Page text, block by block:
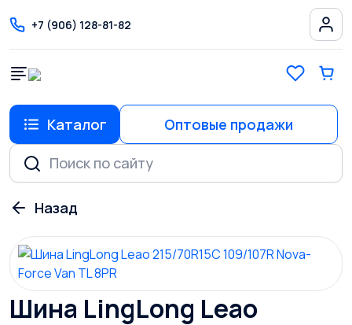
+7 (906) 128-81-82
Каталог Оптовые продажи
Шина LingLong Leao